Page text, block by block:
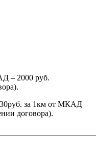
– 2000 руб.
за 1км от МКАД
договора).